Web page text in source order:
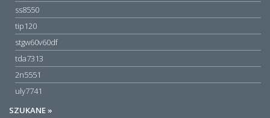
ss8550
tip120
stgw60v60df
tda7313
2n5551
uly7741
SZUKANE »